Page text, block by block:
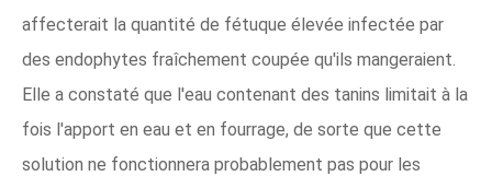
affecterait la quantité de fétuque élevée infectée par
des endophytes fraîchement coupée qu'ils mangeraient.
Elle a constaté que l'eau contenant des tanins limitait à la
fois l'apport en eau et en fourrage, de sorte que cette
solution ne fonctionnera probablement pas pour les